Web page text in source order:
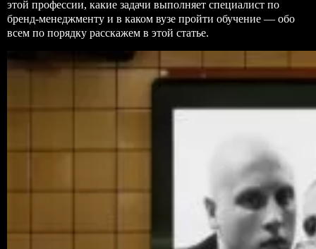
этой профессии, какие задачи выполняет специалист по
бренд-менеджменту и в каком вузе пройти обучение — обо
всем по порядку расскажем в этой статье.